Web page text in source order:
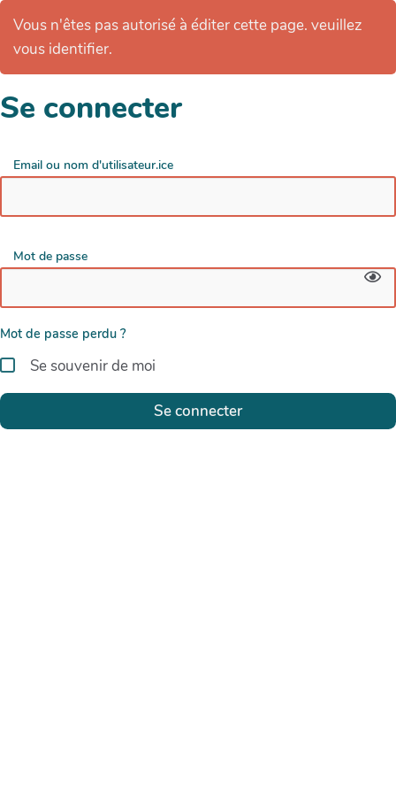
Vous n'êtes pas autorisé à éditer cette page. veuillez
vous identifier.
Se connecter
Email ou nom d'utilisateur.ice
Mot de passe
Mot de passe perdu ?
Se souvenir de moi
Se connecter